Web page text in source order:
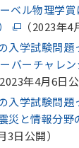
ベル物理学
（2023年4
入学試験問
バーチャレ
年4月6日公
入学試験問
災と情報分野
3日公開）